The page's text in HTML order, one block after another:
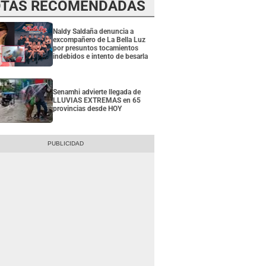
RECOMENDADAS
Naldy Saldaña denuncia a
excompañero de La Bella Luz
por presuntos tocamientos
indebidos e intento de besarla
Senamhi advierte llegada de
LLUVIAS EXTREMAS en 65
provincias desde HOY